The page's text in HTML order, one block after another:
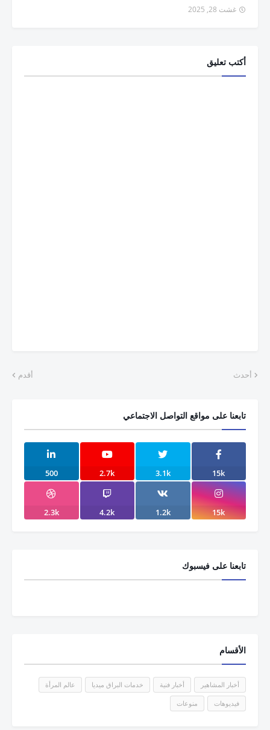
غشت 28, 2025
أكتب تعليق
أحدث أقدم
تابعنا على مواقع التواصل الاجتماعي
15k
3.1k
2.7k
500
15k
1.2k
4.2k
2.3k
تابعنا على فيسبوك
الأقسام
أخبار المشاهير أخبار فنية خدمات البراق ميديا عالم المرأة
فيديوهات منوعات